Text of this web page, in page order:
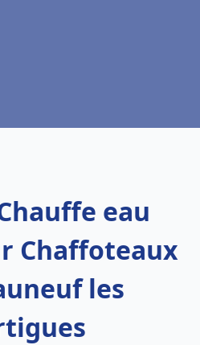
eau
Chaffoteaux
les